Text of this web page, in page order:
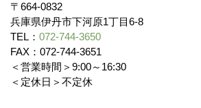
〒664-0832
兵庫県伊丹市下河原1丁目6-8
TEL： 072-744-3650
FAX：072-744-3651
＜営業時間＞9:00～16:30
＜定休日＞不定休